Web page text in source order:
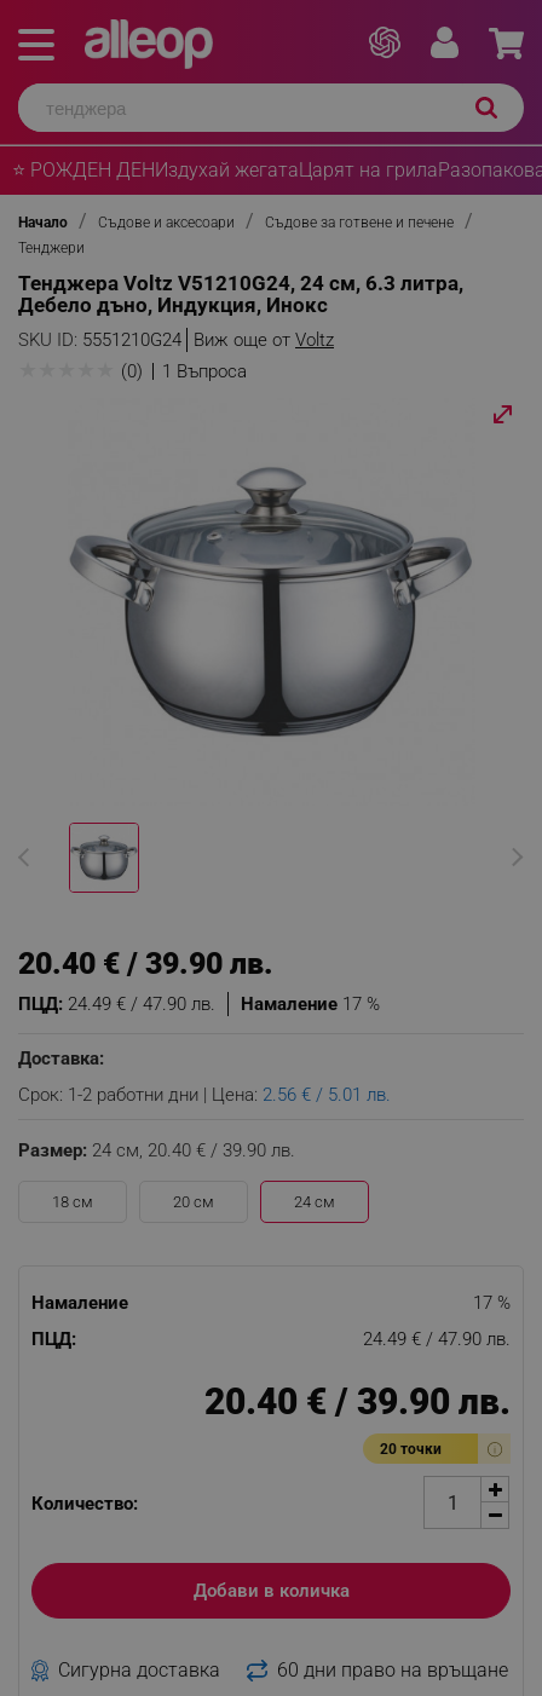
⭐ РОЖДЕН ДЕНИздухай жегатаЦарят на грила
Начало Съдове и аксесоари
Съдове за готвене и печене
Тенджери
Тенджера Voltz V51210G24, 24 см, 6.3 литра,
Дебело дъно, Индукция, Инокс
SKU ID: 5551210G24 Виж още от Voltz
(0) 1 Въпроса
Намаление 17 %
ПЦД: 24.49 € / 47.90 лв.
20.40 € / 39.90 лв.
Доставка:
Срок: 1-2 работни дни | Цена: 2.56 € / 5.01 лв.
Размер: 24 см, 20.40 € / 39.90 лв.
18 см 20 см 24 см
Намаление
17 %
ПЦД:
24.49 € / 47.90 лв.
20.40 € / 39.90 лв.
20 точки
Количество:
Добави в количка
Сигурна доставка
60 дни право на връщане